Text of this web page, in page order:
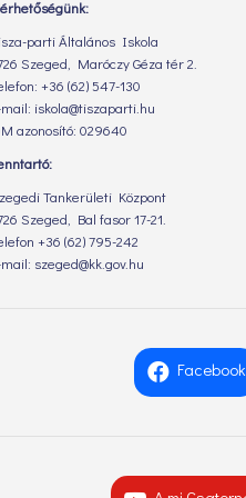
parti Általános Iskola
Szeged, Maróczy Géza tér 2.
+36 (62) 547-130
mail: iskola@tiszaparti.hu
azonosító: 029640
Tankerületi Központ
Szeged, Bal fasor 17-21.
+36 (62) 795-242
mail: szeged@kk.gov.hu
Facebook